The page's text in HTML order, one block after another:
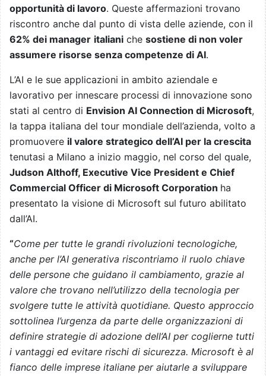
opportunità di lavoro. Queste affermazioni trovano
riscontro anche dal punto di vista delle aziende, con il
62% dei manager italiani che sostiene di non voler
assumere risorse senza competenze di AI.
L’AI e le sue applicazioni in ambito aziendale e
lavorativo per innescare processi di innovazione sono
stati al centro di Envision AI Connection di Microsoft,
la tappa italiana del tour mondiale dell’azienda, volto a
promuovere il valore strategico dell’AI per la crescita
tenutasi a Milano a inizio maggio, nel corso del quale,
Judson Althoff, Executive Vice President e Chief
Commercial Officer di Microsoft Corporation ha
presentato la visione di Microsoft sul futuro abilitato
dall’AI.
“Come per tutte le grandi rivoluzioni tecnologiche,
anche per l’AI generativa riscontriamo il ruolo chiave
delle persone che guidano il cambiamento, grazie al
valore che trovano nell’utilizzo della tecnologia per
svolgere tutte le attività quotidiane. Questo approccio
sottolinea l’urgenza da parte delle organizzazioni di
definire strategie di adozione dell’AI per coglierne tutti
i vantaggi ed evitare rischi di sicurezza. Microsoft è al
fianco delle imprese italiane per aiutarle a sviluppare